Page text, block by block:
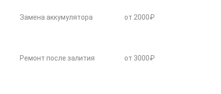
Замена аккумулятора от 2000₽
Ремонт после залития от 3000₽